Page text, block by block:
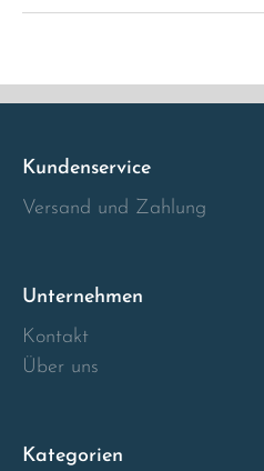
Kundenservice
Versand und Zahlung
Unternehmen
Kontakt
Über uns
Kategorien
Italia
Luxembourg
Montenegro